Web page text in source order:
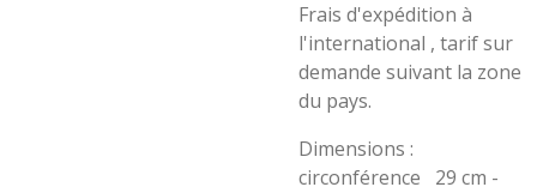
Frais d'expédition à
l'international , tarif sur
demande suivant la zone
du pays.
Dimensions :
circonférence 29 cm -